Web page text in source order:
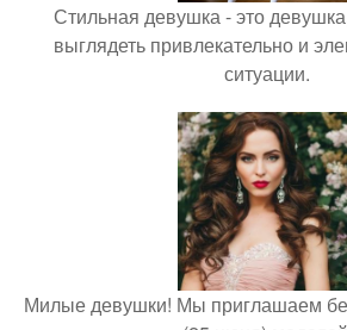
Стильная девушка - это
выглядеть привлекательно и
ситуации.
Милые девушки! Мы приглашаем